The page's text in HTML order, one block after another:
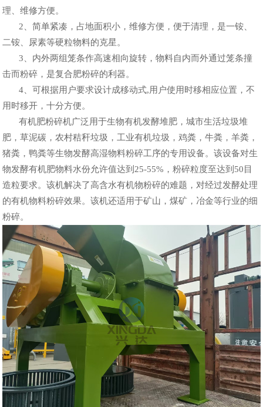
理、维修方便。
2、简单紧凑，占地面积小，维修方便，便于清理，是一铵、
二铵、尿素等硬粒物料的克星。
3、内外两组笼条作高速相向旋转，物料自内而外通过笼条撞
击而粉碎，是复合肥粉碎的利器。
4、可根据用户要求设计成移动式,用户使用时移相应位置，不
用时移开，十分方便。
有机肥粉碎机广泛用于生物有机发酵堆肥，城市生活垃圾堆
肥，草泥碳，农村秸秆垃圾，工业有机垃圾，鸡粪，牛粪，羊粪，
猪粪，鸭粪等生物发酵高湿物料粉碎工序的专用设备。该设备对生
物发酵有机肥物料水份允许值达到25-55%，粉碎粒度至达到50目
造粒要求。该机解决了高含水有机物粉碎的难题，对经过发酵处理
的有机物料粉碎效果。该机还适用于矿山，煤矿，冶金等行业的细
粉碎。